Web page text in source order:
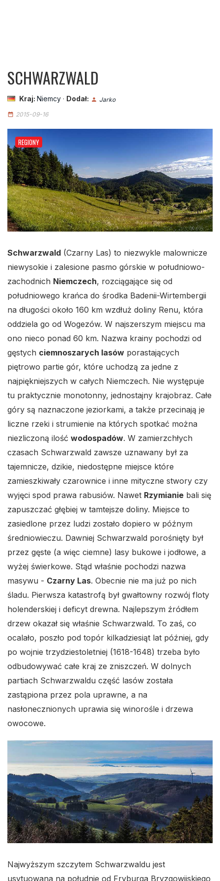
SCHWARZWALD
Kraj: Niemcy · Dodał: person Jarko
date_range 2015-09-16
REGIONY
Schwarzwald (Czarny Las) to niezwykle malownicze
niewysokie i zalesione pasmo górskie w południowo-
zachodnich Niemczech, rozciągające się od
południowego krańca do środka Badenii-Wirtembergii
na długości około 160 km wzdłuż doliny Renu, która
oddziela go od Wogezów. W najszerszym miejscu ma
ono nieco ponad 60 km. Nazwa krainy pochodzi od
gęstych ciemnoszarych lasów porastających
piętrowo partie gór, które uchodzą za jedne z
najpiękniejszych w całych Niemczech. Nie występuje
tu praktycznie monotonny, jednostajny krajobraz. Całe
góry są naznaczone jeziorkami, a także przecinają je
liczne rzeki i strumienie na których spotkać można
niezliczoną ilość wodospadów. W zamierzchłych
czasach Schwarzwald zawsze uznawany był za
tajemnicze, dzikie, niedostępne miejsce które
zamieszkiwały czarownice i inne mityczne stwory czy
wyjęci spod prawa rabusiów. Nawet Rzymianie bali się
zapuszczać głębiej w tamtejsze doliny. Miejsce to
zasiedlone przez ludzi zostało dopiero w późnym
średniowieczu. Dawniej Schwarzwald porośnięty był
przez gęste (a więc ciemne) lasy bukowe i jodłowe, a
wyżej świerkowe. Stąd właśnie pochodzi nazwa
masywu - Czarny Las. Obecnie nie ma już po nich
śladu. Pierwsza katastrofą był gwałtowny rozwój floty
holenderskiej i deficyt drewna. Najlepszym źródłem
drzew okazał się właśnie Schwarzwald. To zaś, co
ocalało, poszło pod topór kilkadziesiąt lat później, gdy
po wojnie trzydziestoletniej (1618-1648) trzeba było
odbudowywać całe kraj ze zniszczeń. W dolnych
partiach Schwarzwaldu część lasów została
zastąpiona przez pola uprawne, a na
nasłonecznionych uprawia się winorośle i drzewa
owocowe.
Najwyższym szczytem Schwarzwaldu jest
usytuowana na południe od Fryburga Bryzgowijskiego